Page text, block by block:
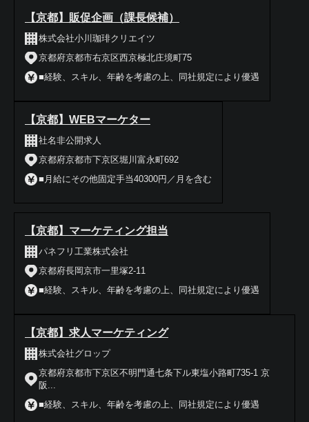
【京都】販促企画（課長候補）
株式会社小川珈琲クリエイツ
京都府京都市右京区西京極北庄境町75
■経験、スキル、年齢を考慮の上、同社規定により優遇
【京都】WEBマーケター
社名非公開求人
京都府京都市下京区堀川富永町692
■月給にその他固定手当40300円／月を含む
【京都】マーケティング担当
パネフリ工業株式会社
京都府長岡京市一里塚2-11
■経験、スキル、年齢を考慮の上、同社規定により優遇
【京都】求人マーケティング
株式会社グロップ
京都府京都市下京区不明門通七条下ル東塩小路町735-1 京
阪...
■経験、スキル、年齢を考慮の上、同社規定により優遇